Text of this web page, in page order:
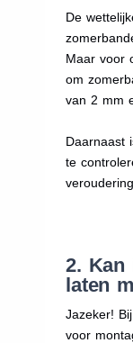
De
Maar voor
om
van 2 mm
Daarnaast
te
veroudering.
2. Kan
laten
Jazeker!
voor